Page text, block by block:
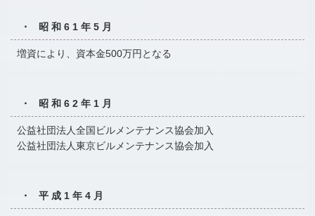
・ 昭和61年5月
増資により、資本金500万円となる
・ 昭和62年1月
公益社団法人全国ビルメンテナンス協会加入
公益社団法人東京ビルメンテナンス協会加入
・ 平成1年4月